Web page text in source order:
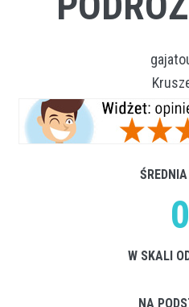
0
W SKALI
NA